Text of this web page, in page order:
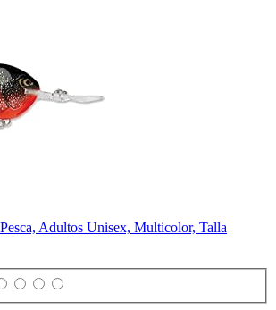
Adultos Unisex, Multicolor, Talla